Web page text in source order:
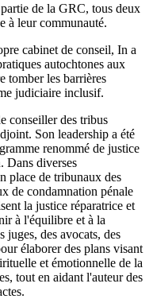
de la GRC, tous deux
à leur communauté.
cabinet de conseil, In a
autochtones aux
tomber les barrières
judiciaire inclusif.
conseiller des tribus
Son leadership a été
renommé de justice
Dans diverses
place de tribunaux des
de condamnation pénale
la justice réparatrice et
à l'équilibre et à la
juges, des avocats, des
élaborer des plans visant
et émotionnelle de la
tout en aidant l'auteur des